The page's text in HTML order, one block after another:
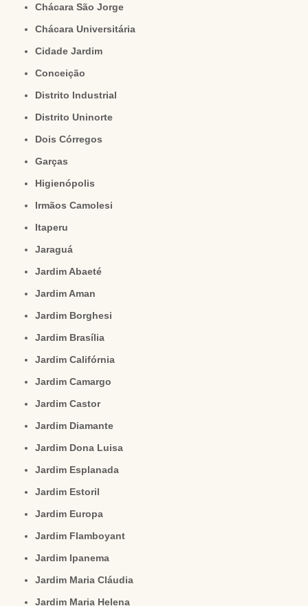
Chácara São Jorge
Chácara Universitária
Cidade Jardim
Conceição
Distrito Industrial
Distrito Uninorte
Dois Córregos
Garças
Higienópolis
Irmãos Camolesi
Itaperu
Jaraguá
Jardim Abaeté
Jardim Aman
Jardim Borghesi
Jardim Brasília
Jardim Califórnia
Jardim Camargo
Jardim Castor
Jardim Diamante
Jardim Dona Luisa
Jardim Esplanada
Jardim Estoril
Jardim Europa
Jardim Flamboyant
Jardim Ipanema
Jardim Maria Cláudia
Jardim Maria Helena